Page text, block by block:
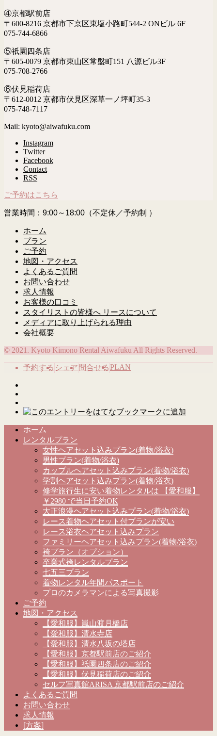
④京都駅前店
〒600-8216 京都市下京区東塩小路町544-2 ONビル 6F
075-744-6866
⑤祇園四条店
〒605-0079 京都市東山区常盤町151 八源ビル3F
075-708-2766
⑥伏見稲荷店
〒612-0012 京都市伏見区深草一ノ坪町35-3
075-748-7117
Mail: kyoto@aiwafuku.com
Instagram
Twitter
Facebook
Contact
RSS
ご予約はこちら
営業時間：9:00～18:00（不定休／予約制 ）
ホーム
プラン
ご予約
地図・アクセス
よくあるご質問
お問い合わせ
求人情報
お客様の口コミ
スタイリストの皆様へ リースについて
メディアに取り上げられる理由
会社概要
© 2021. Kyoto Kimono Rental Aiwafuku All Rights Reserved.
予約する シェア 問合せるPLAN
ホーム
レンタルプラン
女性ヘアセット込みプラン(着物/浴衣)
男性プラン(着物/浴衣)
カップルヘアセット込みプラン(着物/浴衣)
学割ヘアセット込みプラン(着物/浴衣)
修学旅行生に安い着物レンタルは 【愛和服】
￥2980 で当日予約OK
大正浪漫ヘアセット込みプラン(着物/浴衣)
レース着物ヘアセット付プランが安い
レース浴衣ヘアセット込みプラン
ファミリーヘアセット込みプラン(着物/浴衣)
袴プラン（オプション）
卒業式袴レンタルプラン
七五三プラン
着物レンタル年間パスポート
プロのカメラマンによる写真撮影
ご予約
地図・アクセス
【愛和服】嵐山渡月橋店
【愛和服】清水寺店
【愛和服】清水八坂の塔店
【愛和服】京都駅前店のご紹介
【愛和服】祇園四条店のご紹介
【愛和服】伏見稲荷店のご紹介
セルフ写真館ARISA 京都駅前店のご紹介
よくあるご質問
お問い合わせ
求人情報
[方案]